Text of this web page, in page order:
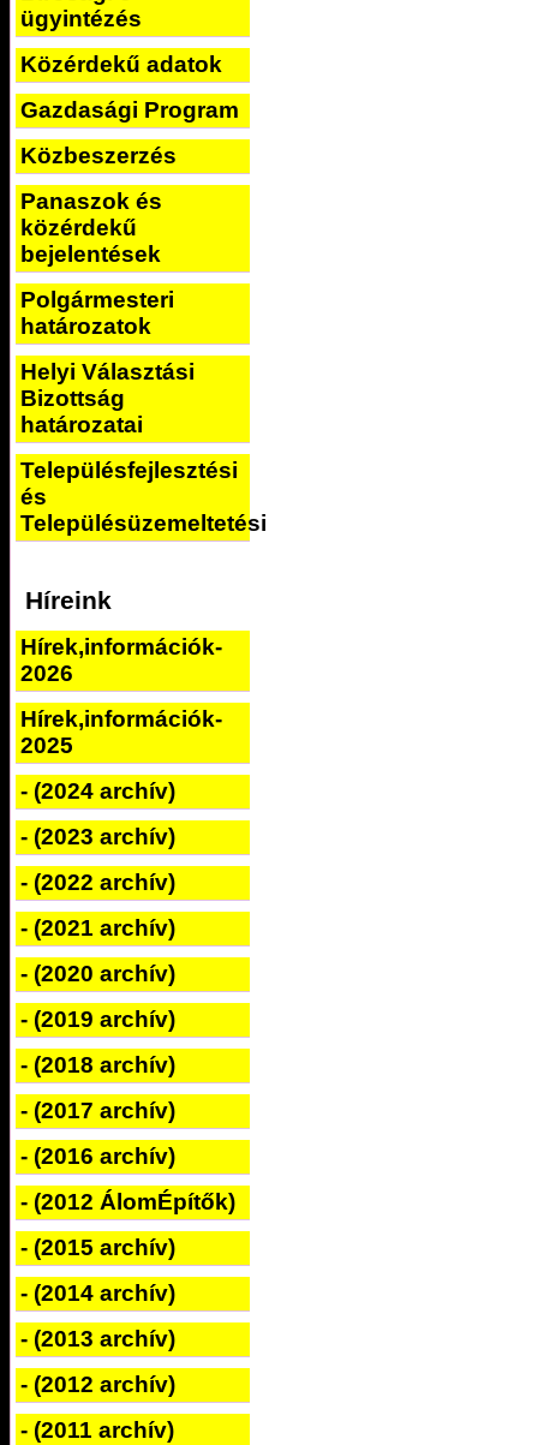
ügyintézés
Közérdekű adatok
Gazdasági Program
Közbeszerzés
Panaszok és
közérdekű
bejelentések
Polgármesteri
határozatok
Helyi Választási
Bizottság
határozatai
Településfejlesztési
és
Településüzemeltetési
Híreink
Hírek,információk-
2026
Hírek,információk-
2025
- (2024 archív)
- (2023 archív)
- (2022 archív)
- (2021 archív)
- (2020 archív)
- (2019 archív)
- (2018 archív)
- (2017 archív)
- (2016 archív)
- (2012 ÁlomÉpítők)
- (2015 archív)
- (2014 archív)
- (2013 archív)
- (2012 archív)
- (2011 archív)